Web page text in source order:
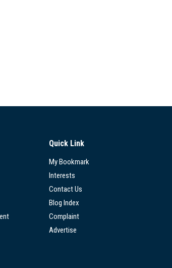
Quick Link
My Bookmark
Interests
Contact Us
Blog Index
Complaint
Advertise